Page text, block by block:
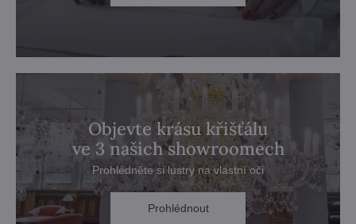
Objevte krásu křišťálu
ve 3 našich showroomech
Prohlédněte si lustry na vlastní oči
Prohlédnout